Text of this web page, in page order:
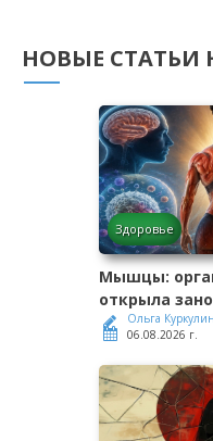
НОВЫЕ СТАТЬИ
Здоровье
Мышцы:
открыла
Ольга
06.08.2026 г.